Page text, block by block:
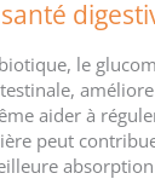
le
aider à
peut